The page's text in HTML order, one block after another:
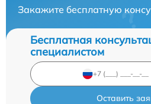
Закажите бесплатную
Бесплатная
специалистом
Оставить